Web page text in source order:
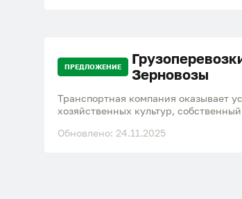
ПРЕДЛОЖЕНИЕ
Зерновозы
Транспортная компания оказывает
хозяйственных культур,
Обновлено: 24.11.2025